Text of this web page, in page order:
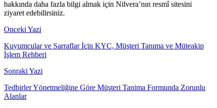
hakkında daha fazla bilgi almak için Nilvera’nın resmî sitesini
ziyaret edebilirsiniz.
Onceki Yazi
Kuyumcular ve Sarraflar İçin KYC, Müşteri Tanıma ve Müteakip
İşlem Rehberi
Sonraki Yazi
Tedbirler Yönetmeliğine Göre Müşteri Tanima Formunda Zorunlu
Alanlar